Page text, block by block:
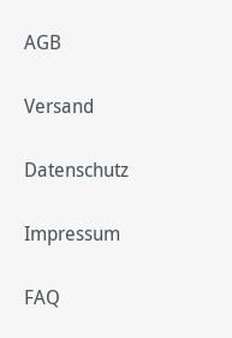
AGB
Versand
Datenschutz
Impressum
FAQ